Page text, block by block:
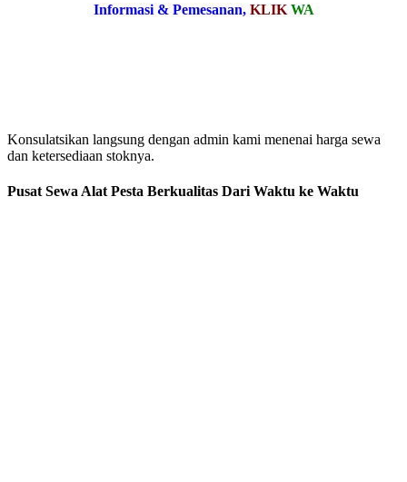
Informasi & Pemesanan, KLIK WA
Konsulatsikan langsung dengan admin kami menenai harga sewa
dan ketersediaan stoknya.
Pusat Sewa Alat Pesta Berkualitas Dari Waktu ke Waktu